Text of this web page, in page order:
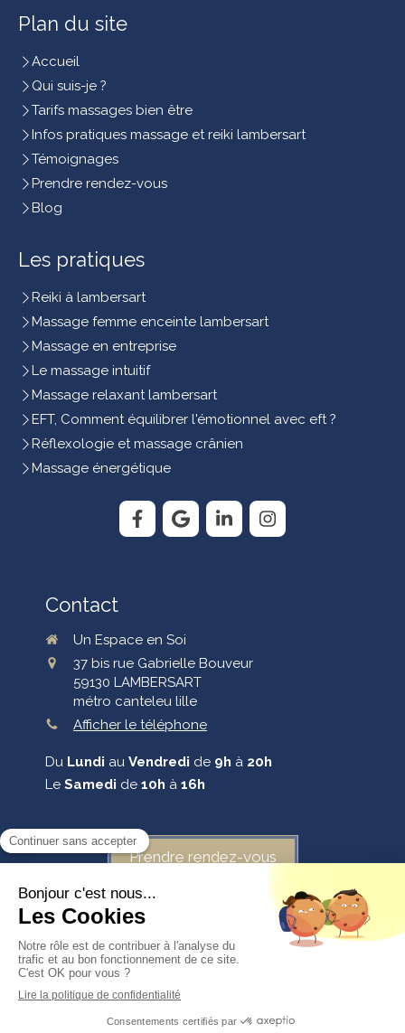
Plan du site
Accueil
Qui suis-je ?
Tarifs massages bien être
Infos pratiques massage et reiki lambersart
Témoignages
Prendre rendez-vous
Blog
Les pratiques
Reiki à lambersart
Massage femme enceinte lambersart
Massage en entreprise
Le massage intuitif
Massage relaxant lambersart
EFT, Comment équilibrer l'émotionnel avec eft ?
Réflexologie et massage crânien
Massage énergétique
Contact
Un Espace en Soi
37 bis rue Gabrielle Bouveur
59130 LAMBERSART
métro canteleu lille
Afficher le téléphone
Du Lundi au Vendredi de 9h à 20h
Le Samedi de 10h à 16h
Prendre rendez-vous
©2025 Un Espace en Soi - Massages-bien-être-reiki-eft
Création et référencement du site par Simplébo